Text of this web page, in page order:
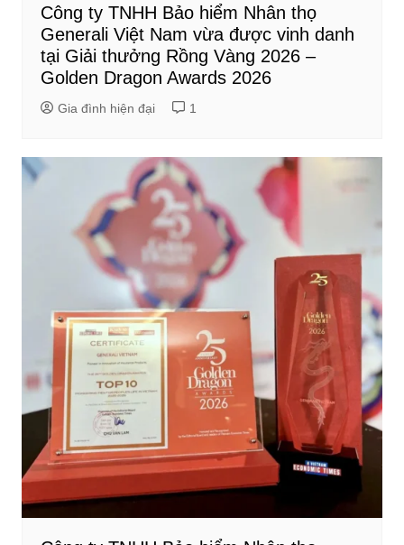
Công ty TNHH Bảo hiểm Nhân thọ
Generali Việt Nam vừa được vinh danh
tại Giải thưởng Rồng Vàng 2026 –
Golden Dragon Awards 2026
Gia đình hiện đại 1